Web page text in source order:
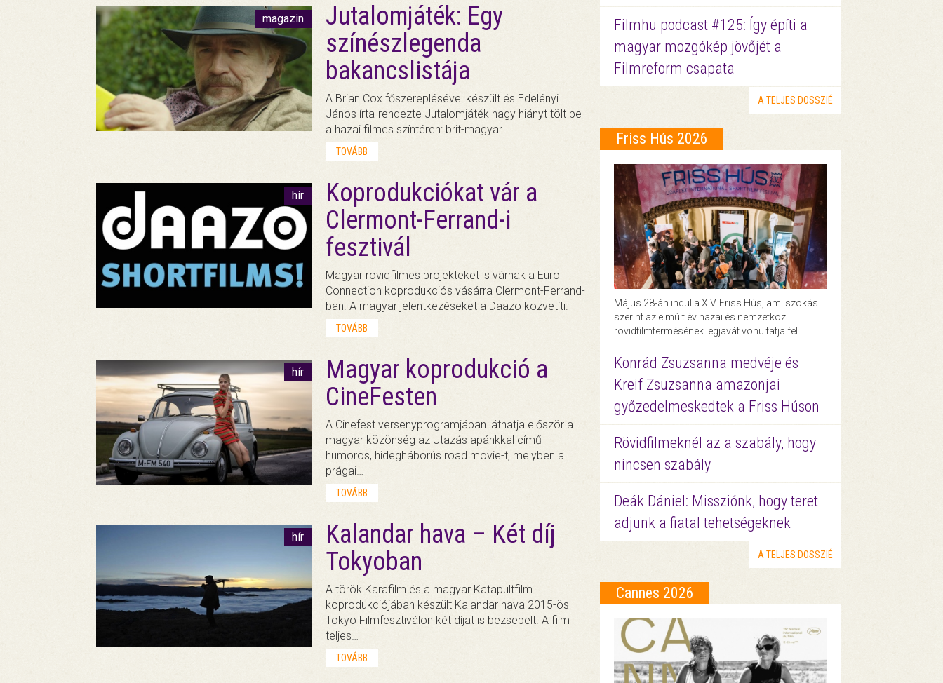
magazin
Jutalomjáték: Egy
színészlegenda
bakancslistája
A Brian Cox főszereplésével készült és Edelényi
János írta-rendezte Jutalomjáték nagy hiányt tölt be
a hazai filmes színtéren: brit-magyar…
TOVÁBB
hír
Koprodukciókat vár a
Clermont-Ferrand-i
fesztivál
Magyar rövidfilmes projekteket is várnak a Euro
Connection koprodukciós vásárra Clermont-Ferrand-
ban. A magyar jelentkezéseket a Daazo közvetíti.
TOVÁBB
hír
Magyar koprodukció a
CineFesten
A Cinefest versenyprogramjában láthatja először a
magyar közönség az Utazás apánkkal című
humoros, hidegháborús road movie-t, melyben a
prágai…
TOVÁBB
hír
Kalandar hava – Két díj
Tokyoban
A török Karafilm és a magyar Katapultfilm
koprodukciójában készült Kalandar hava 2015-ös
Tokyo Filmfesztiválon két díjat is bezsebelt. A film
teljes…
TOVÁBB
Filmhu podcast #125: Így építi a
magyar mozgókép jövőjét a
Filmreform csapata
A TELJES DOSSZIÉ
Friss Hús 2026
Május 28-án indul a XIV. Friss Hús, ami szokás
szerint az elmúlt év hazai és nemzetközi
rövidfilmtermésének legjavát vonultatja fel.
Konrád Zsuzsanna medvéje és
Kreif Zsuzsanna amazonjai
győzedelmeskedtek a Friss Húson
Rövidfilmeknél az a szabály, hogy
nincsen szabály
Deák Dániel: Missziónk, hogy teret
adjunk a fiatal tehetségeknek
A TELJES DOSSZIÉ
Cannes 2026